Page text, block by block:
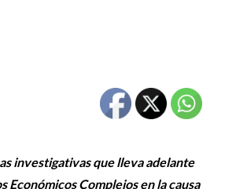
investigativas que lleva adelante
Económicos Complejos en la causa